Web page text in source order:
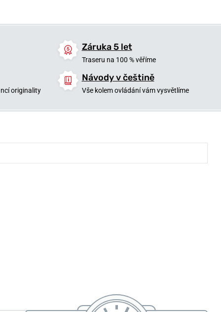
Záruka 5 let
Traseru na 100 % věříme
originality
Návody v češtině
Vše kolem ovládání vám vysvětlíme